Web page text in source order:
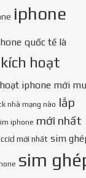
iphone
quốc tế là
kích hoạt
iphone mới
nhà mạng nào lắp
iphone mới nhất
mới nhất sim
sim